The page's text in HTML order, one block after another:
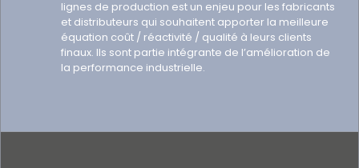
lignes de production est un enjeu pour les fabricants
et distributeurs qui souhaitent apporter la meilleure
équation coût / réactivité / qualité à leurs clients
finaux. Ils sont partie intégrante de l’amélioration de
la performance industrielle.